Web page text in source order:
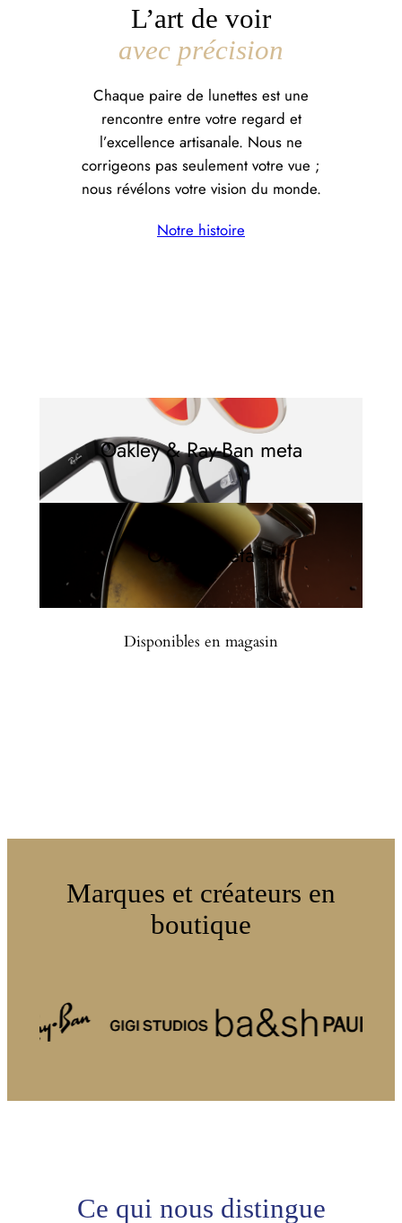
L’art de voir
avec précision
Chaque paire de lunettes est une
rencontre entre votre regard et
l’excellence artisanale. Nous ne
corrigeons pas seulement votre vue ;
nous révélons votre vision du monde.
Notre histoire
Oakley & Ray-Ban meta
Oakley meta
Disponibles en magasin
Marques et créateurs en
boutique
Ce qui nous distingue